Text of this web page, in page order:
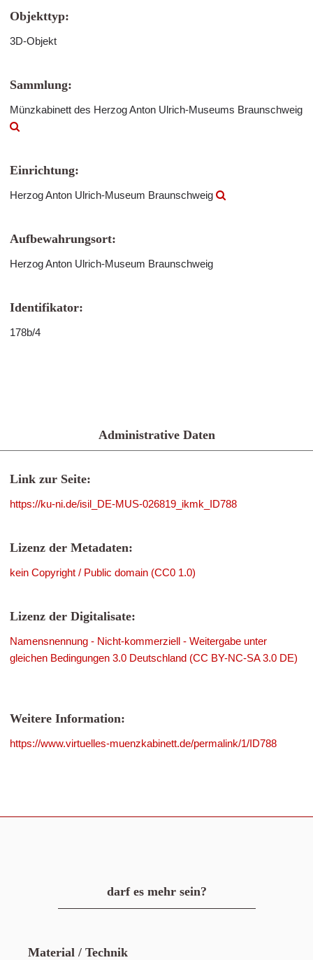
Objekttyp:
3D-Objekt
Sammlung:
Münzkabinett des Herzog Anton Ulrich-Museums Braunschweig
Einrichtung:
Herzog Anton Ulrich-Museum Braunschweig
Aufbewahrungsort:
Herzog Anton Ulrich-Museum Braunschweig
Identifikator:
178b/4
Administrative Daten
Link zur Seite:
https://ku-ni.de/isil_DE-MUS-026819_ikmk_ID788
Lizenz der Metadaten:
kein Copyright / Public domain (CC0 1.0)
Lizenz der Digitalisate:
Namensnennung - Nicht-kommerziell - Weitergabe unter
gleichen Bedingungen 3.0 Deutschland (CC BY-NC-SA 3.0 DE)
Weitere Information:
https://www.virtuelles-muenzkabinett.de/permalink/1/ID788
darf es mehr sein?
Material / Technik